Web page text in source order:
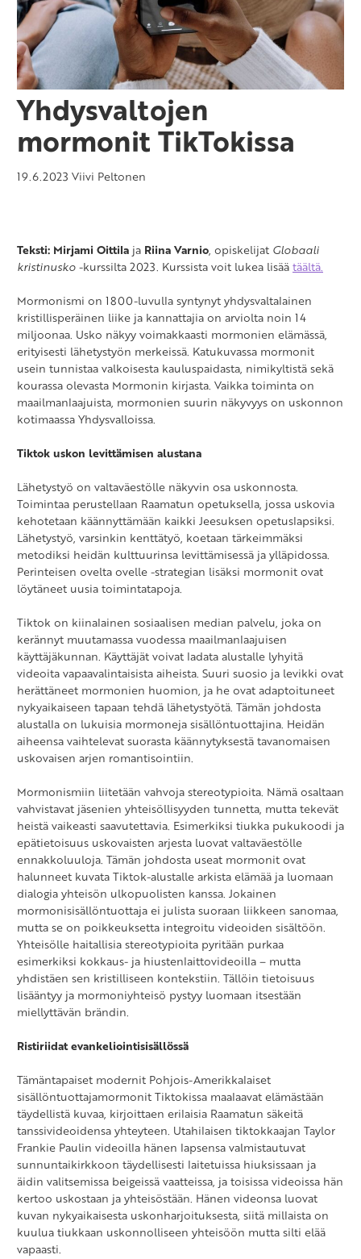
Yhdysvaltojen
mormonit TikTokissa
19.6.2023 Viivi Peltonen
Teksti: Mirjami Oittila ja Riina Varnio, opiskelijat Globaali
kristinusko-kurssilta 2023. Kurssista voit lukea lisäätäältä.
Mormonismi on 1800-luvulla syntynyt yhdysvaltalainen
kristillisperäinen liike ja kannattajia on arviolta noin 14
miljoonaa. Usko näkyy voimakkaasti mormonien elämässä,
erityisesti lähetystyön merkeissä. Katukuvassa mormonit
usein tunnistaa valkoisesta kauluspaidasta, nimikyltistä sekä
kourassa olevasta Mormonin kirjasta. Vaikka toiminta on
maailmanlaajuista, mormonien suurin näkyvyys on uskonnon
kotimaassa Yhdysvalloissa.
Tiktok uskon levittämisen alustana
Lähetystyö on valtaväestölle näkyvin osa uskonnosta.
Toimintaa perustellaan Raamatun opetuksella, jossa uskovia
kehotetaan käännyttämään kaikki Jeesuksen opetuslapsiksi.
Lähetystyö, varsinkin kenttätyö, koetaan tärkeimmäksi
metodiksi heidän kulttuurinsa levittämisessä ja ylläpidossa.
Perinteisen ovelta ovelle -strategian lisäksi mormonit ovat
löytäneet uusia toimintatapoja.
Tiktok on kiinalainen sosiaalisen median palvelu, joka on
kerännyt muutamassa vuodessa maailmanlaajuisen
käyttäjäkunnan. Käyttäjät voivat ladata alustalle lyhyitä
videoita vapaavalintaisista aiheista. Suuri suosio ja levikki ovat
herättäneet mormonien huomion, ja he ovat adaptoituneet
nykyaikaiseen tapaan tehdä lähetystyötä. Tämän johdosta
alustalla on lukuisia mormoneja sisällöntuottajina. Heidän
aiheensa vaihtelevat suorasta käännytyksestä tavanomaisen
uskovaisen arjen romantisointiin.
Mormonismiin liitetään vahvoja stereotypioita. Nämä osaltaan
vahvistavat jäsenien yhteisöllisyyden tunnetta, mutta tekevät
heistä vaikeasti saavutettavia. Esimerkiksi tiukka pukukoodi ja
epätietoisuus uskovaisten arjesta luovat valtaväestölle
ennakkoluuloja. Tämän johdosta useat mormonit ovat
halunneet kuvata Tiktok-alustalle arkista elämää ja luomaan
dialogia yhteisön ulkopuolisten kanssa. Jokainen
mormonisisällöntuottaja ei julista suoraan liikkeen sanomaa,
mutta se on poikkeuksetta integroitu videoiden sisältöön.
Yhteisölle haitallisia stereotypioita pyritään purkaa
esimerkiksi kokkaus- ja hiustenlaittovideoilla – mutta
yhdistäen sen kristilliseen kontekstiin. Tällöin tietoisuus
lisääntyy ja mormoniyhteisö pystyy luomaan itsestään
miellyttävän brändin.
Ristiriidat evankeliointisisällössä
Tämäntapaiset modernit Pohjois-Amerikkalaiset
sisällöntuottajamormonit Tiktokissa maalaavat elämästään
täydellistä kuvaa, kirjoittaen erilaisia Raamatun säkeitä
tanssivideoidensa yhteyteen. Utahilaisen tiktokkaajan Taylor
Frankie Paulin videoilla hänen lapsensa valmistautuvat
sunnuntaikirkkoon täydellisesti laitetuissa hiuksissaan ja
äidin valitsemissa beigeissä vaatteissa, ja toisissa videoissa hän
kertoo uskostaan ja yhteisöstään. Hänen videonsa luovat
kuvan nykyaikaisesta uskonharjoituksesta, siitä millaista on
kuulua tiukkaan uskonnolliseen yhteisöön mutta silti elää
vapaasti.